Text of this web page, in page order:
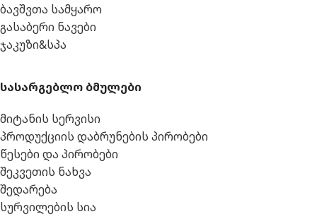
ბავშვთა სამყარო
გასაბერი ნავები
ჯაკუზი&სპა
სასარგებლო ბმულები
მიტანის სერვისი
პროდუქციის დაბრუნების პირობები
წესები და პირობები
შეკვეთის ნახვა
შედარება
სურვილების სია